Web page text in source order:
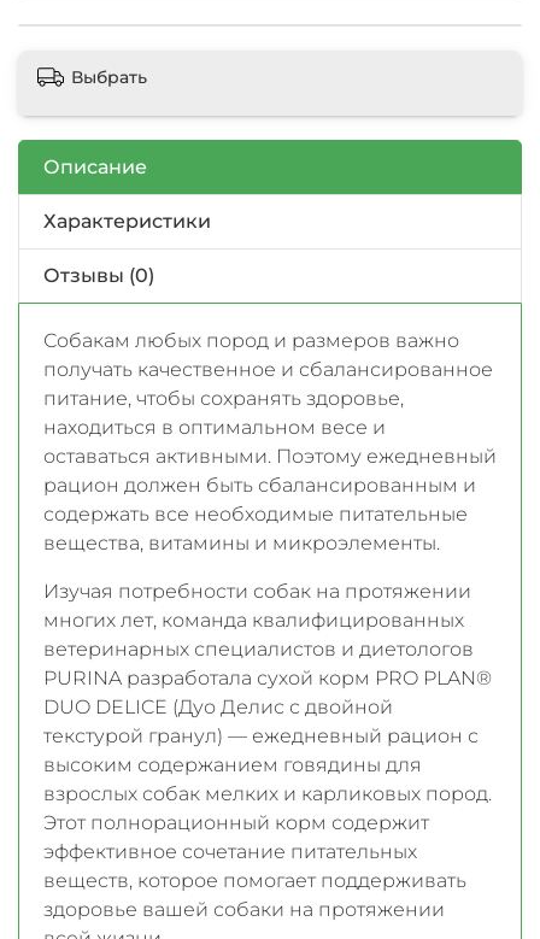
Выбрать
Описание
Характеристики
Отзывы (0)
Собакам любых пород и размеров важно
получать качественное и сбалансированное
питание, чтобы сохранять здоровье,
находиться в оптимальном весе и
оставаться активными. Поэтому ежедневный
рацион должен быть сбалансированным и
содержать все необходимые питательные
вещества, витамины и микроэлементы.
Изучая потребности собак на протяжении
многих лет, команда квалифицированных
ветеринарных специалистов и диетологов
PURINA разработала сухой корм PRO PLAN®
DUO DELICE (Дуо Делис с двойной
текстурой гранул) — ежедневный рацион с
высоким содержанием говядины для
взрослых собак мелких и карликовых пород.
Этот полнорационный корм содержит
эффективное сочетание питательных
веществ, которое помогает поддерживать
здоровье вашей собаки на протяжении